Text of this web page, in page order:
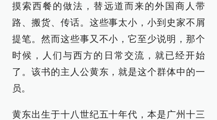
摸索西餐的做法，替远道而来的外国商人带
路、搬货、传话。这些事太小，小到史家不屑
提笔。然而这些事又不小，它至少说明，那个
时候，人们与西方的日常交流，就已经开始
了。该书的主人公黄东，就是这个群体中的一
员。
黄东出生于十八世纪五十年代，本是广州十三